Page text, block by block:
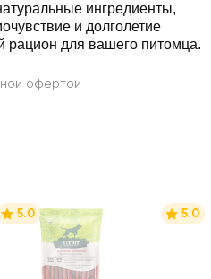
ингредиенты,
и долголетие
для вашего питомца.
офертой
5.0 5.0